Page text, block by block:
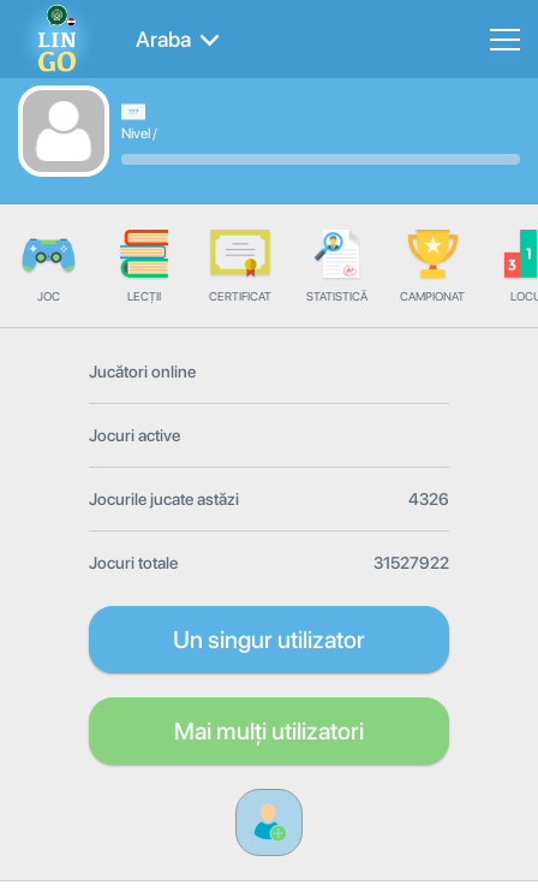
Araba
Nivel/
JOC LECȚII CERTIFICAT STATISTICĂ CAMPIONAT
Jucători online
Jocuri active
Jocurile jucate astăzi 4326
Jocuri totale 31527922
Un singur utilizator
Mai mulți utilizatori